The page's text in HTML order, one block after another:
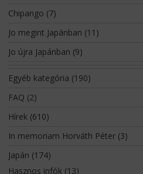
Chipango (7)
Jo megint Japánban (11)
Jo újra Japánban (9)
Egyéb kategória (190)
FAQ (2)
Hírek(610)
In memoriam Horváth Péter(3)
Japán (174)
Hasznos infók(13)